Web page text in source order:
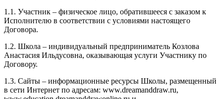
1.1. Участник – физическое лицо, обратившееся с заказом к
Исполнителю в соответствии с условиями настоящего
Договора.
1.2. Школа – индивидуальный предприниматель Козлова
Анастасия Ильдусовна, оказывающая услуги Участнику по
Договору.
1.3. Сайты – информационные ресурсы Школы, размещенный
в сети Интернет по адресам: www.dreamanddraw.ru,